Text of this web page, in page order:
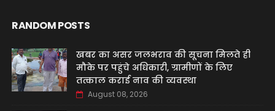
RANDOM POSTS
खबर का असर जलभराव की सूचना मिलते ही
मौके पर पहुंचे अधिकारी, ग्रामीणों के लिए
तत्काल कराई नाव की व्यवस्था
August 08, 2026